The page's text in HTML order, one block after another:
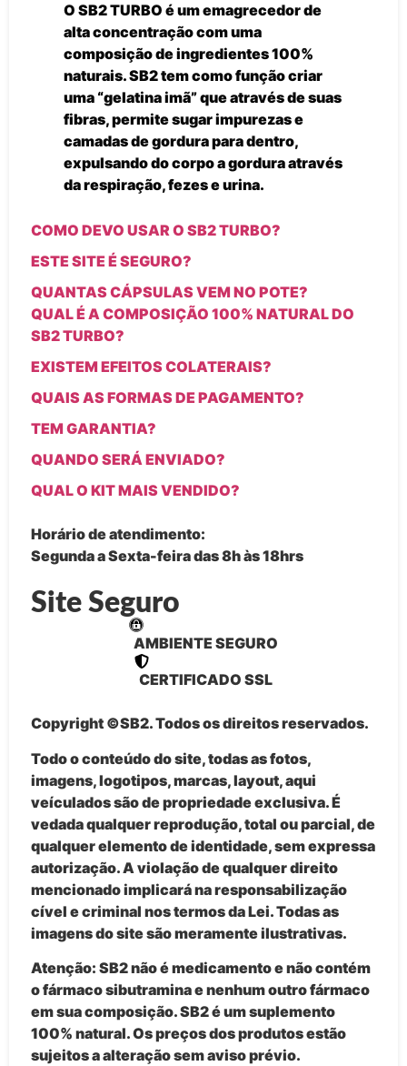
O SB2 TURBO é um emagrecedor de
alta concentração com uma
composição de ingredientes 100%
naturais. SB2 tem como função criar
uma “gelatina imã” que através de suas
fibras, permite sugar impurezas e
camadas de gordura para dentro,
expulsando do corpo a gordura através
da respiração, fezes e urina.
COMO DEVO USAR O SB2 TURBO?
ESTE SITE É SEGURO?
QUANTAS CÁPSULAS VEM NO POTE?
QUAL É A COMPOSIÇÃO 100% NATURAL DO
SB2 TURBO?
EXISTEM EFEITOS COLATERAIS?
QUAIS AS FORMAS DE PAGAMENTO?
TEM GARANTIA?
QUANDO SERÁ ENVIADO?
QUAL O KIT MAIS VENDIDO?
Horário de atendimento:
Segunda a Sexta-feira das 8h às 18hrs
Site Seguro
AMBIENTE SEGURO
CERTIFICADO SSL
Copyright ©SB2. Todos os direitos reservados.
Todo o conteúdo do site, todas as fotos,
imagens, logotipos, marcas, layout, aqui
veículados são de propriedade exclusiva. É
vedada qualquer reprodução, total ou parcial, de
qualquer elemento de identidade, sem expressa
autorização. A violação de qualquer direito
mencionado implicará na responsabilização
cível e criminal nos termos da Lei. Todas as
imagens do site são meramente ilustrativas.
Atenção: SB2 não é medicamento e não contém
o fármaco sibutramina e nenhum outro fármaco
em sua composição. SB2 é um suplemento
100% natural.Os preços dos produtos estão
sujeitos a alteração sem aviso prévio.